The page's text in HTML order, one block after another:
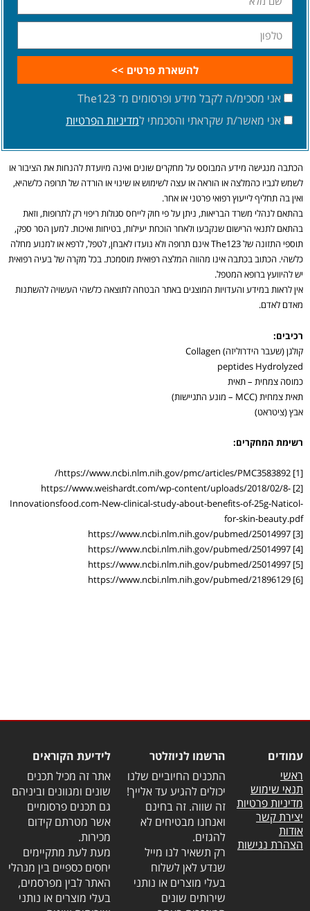
אני מסכימ/ה לקבל מידע ופרסומים מ־ The123
אני מאשר/ת שקראתי והסכמתי למדיניות הפרטיות
להשארת פרטים >>
הכתבה מנגישה מידע המבוסס על מחקרים שונים ואינה מיועדת להנחות את הציבור או
לשמש לגביו כהמלצה או הוראה או עצה לשימוש או שינוי או הורדה של תרופה כלשהיא,
ואין בה תחליף לייעוץ רפואי פרטני או אחר.
בהתאם לנהלי משרד הבריאות, ניתן על פי חוק לייחס סגולות ריפוי רק לתרופות, וזאת
בהתאם לתנאי הרישום שנקבעו ולאחר הוכחת יעילות, בטיחות ואיכות. למען הסר ספק,
תוספי התזונה של The123 אינם תרופה ולא נועדו לאבחן, לטפל, לרפא או למנוע מחלה
כלשהי. הכתוב בכתבה אינו מהווה המלצה רפואית מוסמכת. בכל מקרה של בעיה רפואית
יש להיוועץ ברופא המטפל.
אין לראות במידע והעדויות המוצגים באתר הבטחה לתוצאה כלשהי העשויה להשתנות
מאדם לאדם.
רכיבים:
קולגן (שעבר הידרוליזה) Collagen
peptides Hydrolyzed
כמוסה צמחית – תאית
תאית צמחית (MCC – מונע התגיישות)
אבץ (ציטראט)
רשימת המחקרים:
[1] https://www.ncbi.nlm.nih.gov/pmc/articles/PMC3583892/
[2] https://www.weishardt.com/wp-content/uploads/2018/02/8-
Innovationsfood.com-New-clinical-study-about-benefits-of-25g-Naticol-
for-skin-beauty.pdf
[3] https://www.ncbi.nlm.nih.gov/pubmed/25014997
[4] https://www.ncbi.nlm.nih.gov/pubmed/25014997
[5] https://www.ncbi.nlm.nih.gov/pubmed/25014997
[6] https://www.ncbi.nlm.nih.gov/pubmed/21896129
עמודים
ראשי
תנאי שימוש
מדיניות פרטיות
יצירת קשר
אודות
הצהרת נגישות
הרשמו לניוזלטר
התכנים החיוביים שלנו
יכולים להגיע עד אלייך!
זה שווה. זה בחינם
ואנחנו מבטיחים לא
להגזים.
רק תשאיר לנו מייל
שנדע לאן לשלוח
בעלי מוצרים או נותני
שירותים שונים
לידיעת הקוראים
אתר זה מכיל תכנים
שונים ומגוונים וביניהם
גם תכנים פרסומיים
אשר מטרתם קידום
מכירות.
מעת לעת מתקיימים
יחסים כספיים בין מנהלי
האתר לבין מפרסמים,
בעלי מוצרים או נותני